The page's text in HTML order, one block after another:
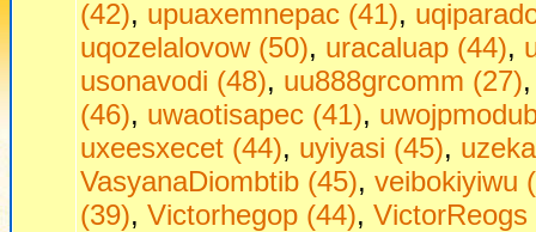
(42), upuaxemnepac (41),
uqozelalovow (50), uracaluap (44),
usonavodi (48), uu888grcomm (27)
(46), uwaotisapec (41),
uxeesxecet (44), uyiyasi (45),
VasyanaDiombtib (45), veibokiyiwu
(39), Victorhegop (44), VictorReogs